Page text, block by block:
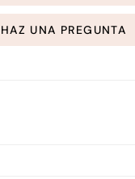
HAZ UNA PREGUNTA